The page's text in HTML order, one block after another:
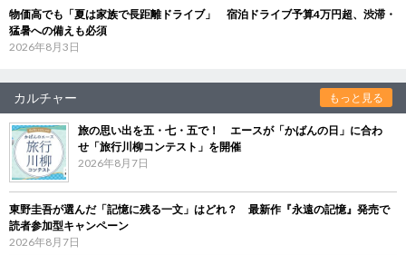
物価高でも「夏は家族で長距離ドライブ」 宿泊ドライブ予算4万円超、渋滞・
猛暑への備えも必須
2026年8月3日
カルチャー もっと見る
旅の思い出を五・七・五で！ エースが「かばんの日」に合わ
せ「旅行川柳コンテスト」を開催
2026年8月7日
東野圭吾が選んだ「記憶に残る一文」はどれ？ 最新作『永遠の記憶』発売で
読者参加型キャンペーン
2026年8月7日